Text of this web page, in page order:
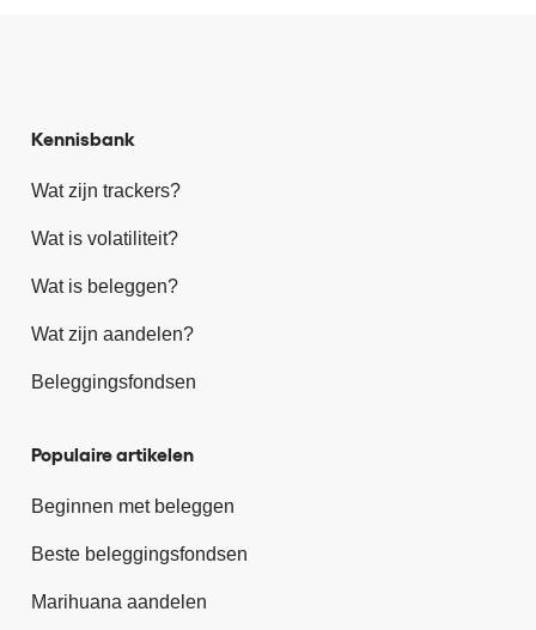
Kennisbank
Wat zijn trackers?
Wat is volatiliteit?
Wat is beleggen?
Wat zijn aandelen?
Beleggingsfondsen
Populaire artikelen
Beginnen met beleggen
Beste beleggingsfondsen
Marihuana aandelen